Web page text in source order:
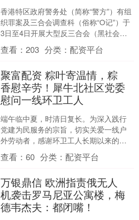
香港特区政府警务处（简称“警方”）有组
织罪案及三合会调查科（俗称“O记”）于
3日至4日开展大型反三合会（黑社会）
拘捕行动，成功打击一个活跃于九龙区
的黑社会团伙，....
查看：203 分类：配资平台
聚富配资 粽叶寄温情，粽
香慰辛劳！犀牛北社区党委
慰问一线环卫工人
端午临中夏，时清日复长。为深入践行
党建为民服务的宗旨，切实关爱一线户
外劳动者，感谢环卫工人长期以来的默
默奉献，近日，广州市越秀区黄花岗街
犀牛北社区党委组织开展“....
查看：60 分类：配资平台
万银鼎信 欧洲指责俄无人
机袭击罗马尼亚公寓楼，梅
德韦杰夫：都闭嘴！